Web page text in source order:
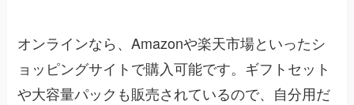
オンラインなら、Amazonや楽天市場といったシ
ョッピングサイトで購入可能です。ギフトセット
や大容量パックも販売されているので、自分用だ